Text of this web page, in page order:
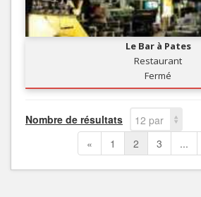
Le Bar à Pates
Restaurant
Fermé
Nombre de résultats
12 par
page
« 1 2 3 ...